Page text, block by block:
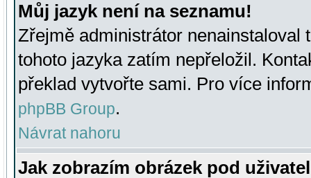
Můj jazyk není na seznamu!
Zřejmě administrátor nenainstaloval
tohoto jazyka zatím nepřeložil.
překlad vytvořte sami. Pro více
phpBB Group.
Návrat nahoru
Jak zobrazím obrázek pod